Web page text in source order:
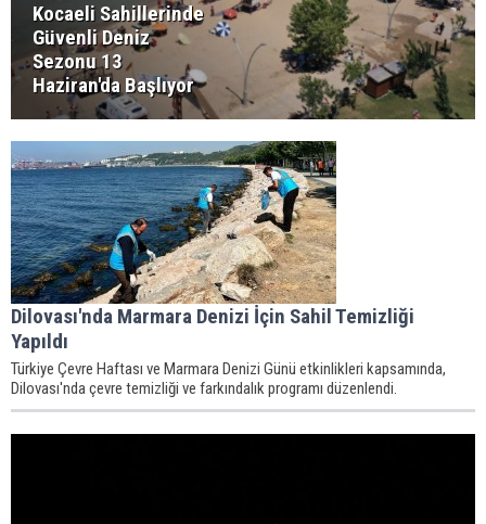
Kocaeli Sahillerinde
Güvenli Deniz
Sezonu 13
Haziran'da Başlıyor
Dilovası'nda Marmara Denizi İçin Sahil Temizliği
Yapıldı
Türkiye Çevre Haftası ve Marmara Denizi Günü etkinlikleri kapsamında,
Dilovası'nda çevre temizliği ve farkındalık programı düzenlendi.